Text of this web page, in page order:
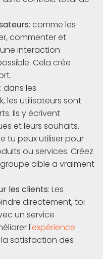
: comme les
commenter et
interaction
Cela crée
: dans les
les utilisateurs sont
Ils y écrivent
et leurs souhaits.
tu peux utiliser pour
ou services. Créez
cible a vraiment
les clients: Les
directement, toi
un service
l'expérience
satisfaction des